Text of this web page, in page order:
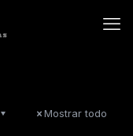
Mostrar todo